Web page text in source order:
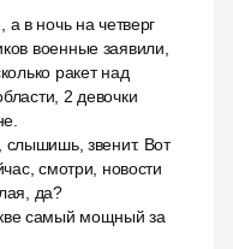
в ночь на четверг
военные заявили,
ракет над
2 девочки
звенит. Вот
смотри, новости
да?
самый мощный за